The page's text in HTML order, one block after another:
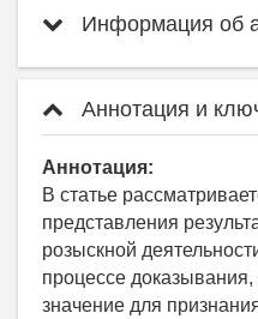
Информация об
Аннотация и
Аннотация:
В статье
представления
розыскной
процессе доказывания,
значение для